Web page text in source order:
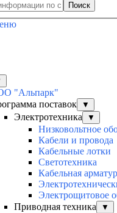
Поиск
"Альпарк"
поставок
▼
Электротехника ▼
Низковольтное
Кабели и провода
Кабельные лотки
Светотехника
Кабельная
Электрощитовое
Приводная техника
▼